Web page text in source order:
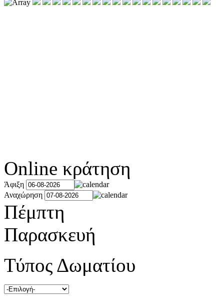
Online κράτηση
Άφιξη
Αναχώρηση
Πέμπτη
Παρασκευή
Τύπος Δωματίου